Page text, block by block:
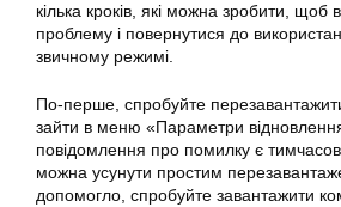
кілька кроків, які можна зробити, щоб
проблему і повернутися до
звичному режимі.
По-перше, спробуйте
зайти в меню «Параметри
повідомлення про помилку є
можна усунути простим
допомогло, спробуйте завантажити